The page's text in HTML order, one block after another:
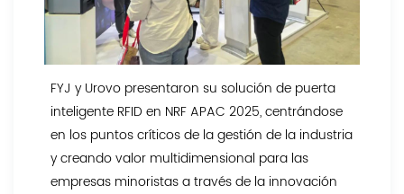
FYJ y Urovo presentaron su solución de puerta
inteligente RFID en NRF APAC 2025, centrándose
en los puntos críticos de la gestión de la industria
y creando valor multidimensional para las
empresas minoristas a través de la innovación